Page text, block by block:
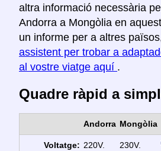
altra informació necessària
Andorra a Mongòlia en
un informe per a altres
assistent per trobar a
al vostre viatge aquí .
Quadre ràpid a
Andorra Mongòlia
Voltatge: 220V. 230V.